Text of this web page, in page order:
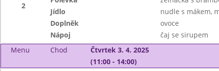
2
Jídlo
nudle s mákem,
Doplněk
ovoce
Nápoj
čaj se sirupem
Menu
Chod
Čtvrtek 3. 4. 2025
(11:00 - 14:00)